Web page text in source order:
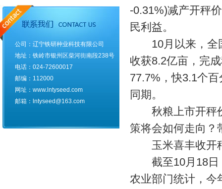
公司：辽宁铁研种业科技有限公司
地址：铁岭市银州区柴河街南段238号
电话：024-72600017
邮编：112000
网址：www.lntyseed.com
邮箱：lntyseed@163.com
-0.31%)减产开秤
民利益。
10月以来，全国
收获8.2亿亩，完
77.7%，快3.1个
同期。
秋粮上市开秤价
策将会如何走向？
玉米喜丰收开
截至10月18日
农业部门统计，今